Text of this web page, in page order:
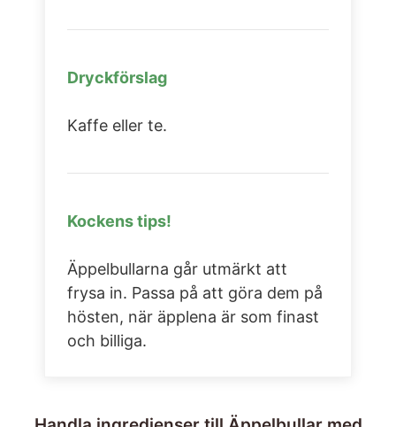
Dryckförslag
Kaffe eller te.
Kockens tips!
Äppelbullarna går utmärkt att
frysa in. Passa på att göra dem på
hösten, när äpplena är som finast
och billiga.